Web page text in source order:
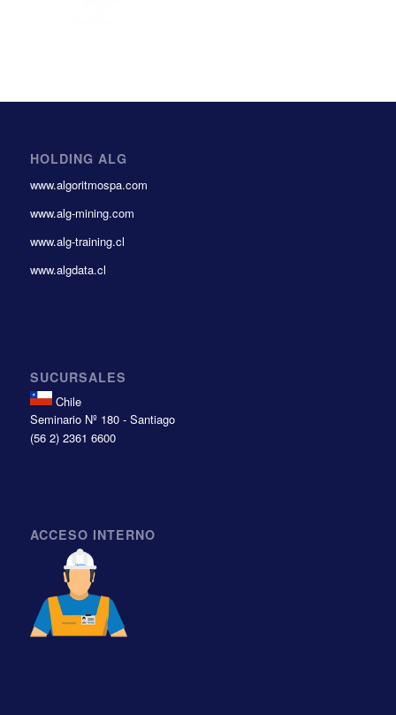
HOLDING ALG
www.algoritmospa.com
www.alg-mining.com
www.alg-training.cl
www.algdata.cl
SUCURSALES
Chile
Seminario Nº 180 - Santiago
(56 2) 2361 6600
ACCESO INTERNO